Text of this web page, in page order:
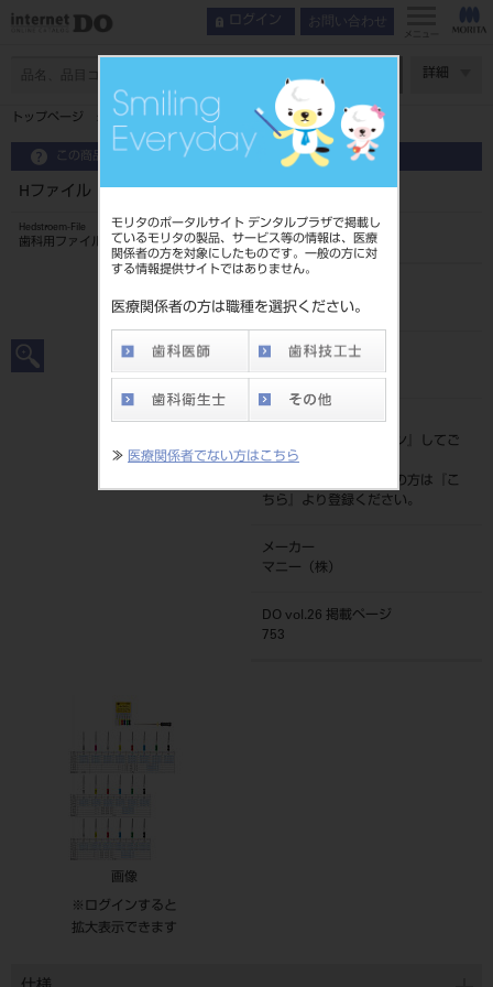
モリタのポータルサイト デンタルプラザで掲載し
ているモリタの製品、サービス等の情報は、医療
関係者の方を対象にしたものです。一般の方に対
する情報提供サイトではありません。
医療関係者の方は職種を選択ください。
≫ 医療関係者でない方はこちら
ログイン お問い合わせ
メニュー
詳細
トップページ Hファイル 28mm 6入 ＃70
この商品に関するお問い合わせ
Hファイル 28mm 6入 ＃70
Hedstroem-File
歯科用ファイル
20239007070
JAN/EANコード
標準価格
ログイン
』してご
覧ください。
ネット会員登録がまだの方は『
こ
ちら
』より登録ください。
メーカー
マニー（株）
DO vol.26 掲載ページ
753
画像
※ログインすると
拡大表示できます